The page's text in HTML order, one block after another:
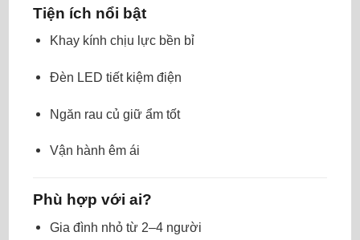
Tiện ích nổi bật
Khay kính chịu lực bền bỉ
Đèn LED tiết kiệm điện
Ngăn rau củ giữ ẩm tốt
Vận hành êm ái
Phù hợp với ai?
Gia đình nhỏ từ 2–4 người